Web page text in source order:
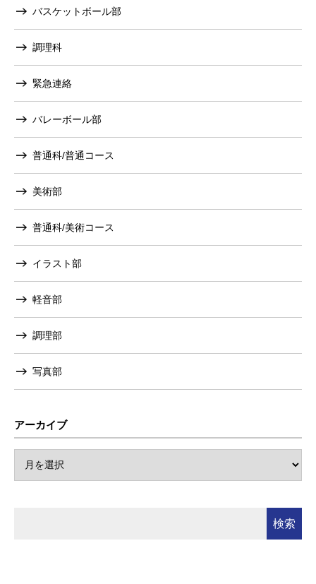
バスケットボール部
調理科
緊急連絡
バレーボール部
普通科/普通コース
美術部
普通科/美術コース
イラスト部
軽音部
調理部
写真部
アーカイブ